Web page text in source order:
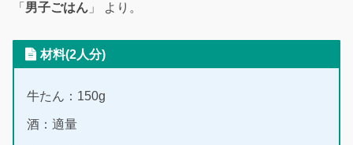
「 男子ごはん 」 より。
材料(2人分)
牛たん：150g
酒：適量